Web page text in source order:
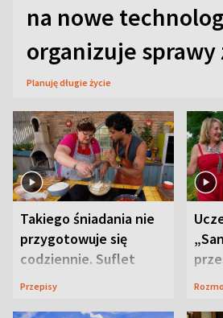
na nowe
organizuje
Planuję długie życie
Takiego śniadania nie
przygotowuje się
codziennie. Suflet
serowy zachwyca
Przepisy
Te